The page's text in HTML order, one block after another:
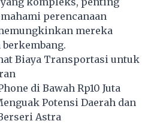
perencanaan
mereka
Biaya Transportasi untuk
di Bawah Rp10 Juta
Potensi Daerah dan
Astra